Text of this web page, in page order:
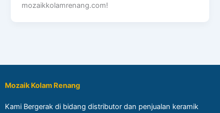
mozaikkolamrenang.com!
Mozaik Kolam Renang
Kami Bergerak di bidang distributor dan penjualan keramik